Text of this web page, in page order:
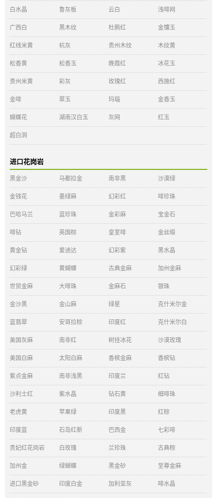
白水晶 鲁灰板 云白 浅啡网
广西白 黑木纹 杜鹃红 金镶玉
红线米黄 杭灰 贵州木纹 木纹黄
松香黄 松香玉 晚霞红 冰花玉
贵州米黄 彩灰 玫瑰红 西施红
金啡 翠玉 玛瑙 金香玉
蝴蝶花 湖南汉白玉 灰网 红玉
超白洞
进口花岗岩
黑金沙 马都拉金 南非黑 沙漠绿
金钱花 墨绿麻 幻彩红 啡珍珠
巴哈马兰 蓝珍珠 金彩麻 宝金石
啡钻 英国棕 皇室啡 金丝缎
黄金钻 爱迪达 幻彩紫 黑水晶
幻彩绿 黄蝴蝶 古典金麻 加州金麻
世贸金麻 大啡珠 金麻石 银珠
金沙黑 金山麻 绿星 克什米尔金
蓝翡翠 安哥拉棕 印度红 克什米尔白
美国灰麻 南非红 树挂冰花 沙漠玫瑰
美国白麻 太阳白麻 香槟金麻 香槟钻
紫点金麻 南非浅黑 印度兰 红钻
沙利士红 紫水晶 钻石黄 细啡珠
老虎黄 苹果绿 印度黑 红棕
印度蓝 石岛红新 巴西金 七彩啡
贵妃红花岗岩 白玫瑰 兰珍珠 古典棕
加州金 绿蝴蝶 黑金砂 至尊金麻
进口黑金砂 印度白金 加利亚灰 啡水晶